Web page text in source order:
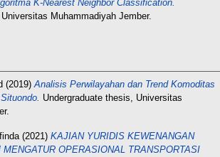
K-Nearest Neighbor Classification.
Muhammadiyah Jember.
(2019)Analisis Perwilayahan dan Trend Komoditas
Undergraduate thesis, Universitas
(2021) KAJIAN YURIDIS KEWENANGAN
OPERASIONAL TRANSPORTASI